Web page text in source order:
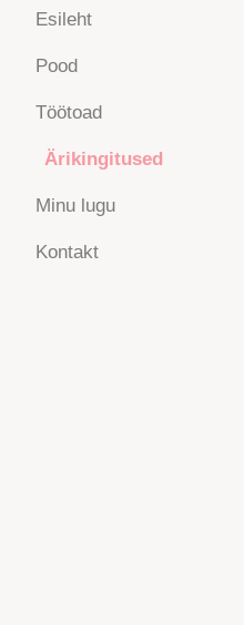
Esileht
Pood
Töötoad
Ärikingitused
Minu lugu
Kontakt